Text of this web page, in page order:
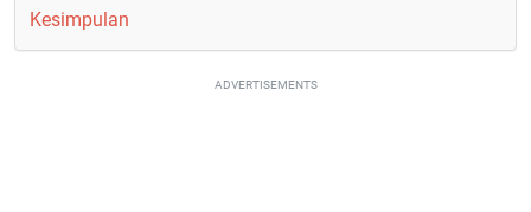
Kesimpulan
ADVERTISEMENTS